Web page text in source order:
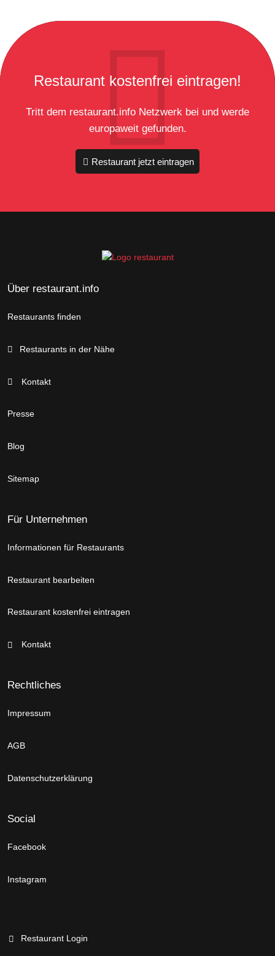
Restaurant kostenfrei eintragen!
Tritt dem restaurant.info Netzwerk bei und werde
europaweit gefunden.
Restaurant jetzt eintragen
Über restaurant.info
Restaurants finden
Restaurants in der Nähe
Kontakt
Presse
Blog
Sitemap
Für Unternehmen
Informationen für Restaurants
Restaurant bearbeiten
Restaurant kostenfrei eintragen
Kontakt
Rechtliches
Impressum
AGB
Datenschutzerklärung
Social
Facebook
Instagram
Restaurant Login